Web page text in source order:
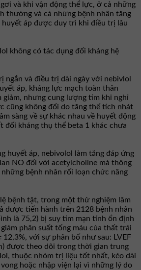
và khi vận động thể lực, ở cả những
thường và cả những bệnh nhân tăng
huyết áp được duy trì khi điều trị lâu
không có tác dụng đối kháng hệ
ngắn và điều trị dài ngày với nebivlol
áp, kháng lực mạch toàn thân
giảm, nhưng cung lượng tim khi nghỉ
cũng không đổi do tăng thể tích nhát
sàng về sự khác nhau về huyết động
đối kháng thụ thể beta 1 khác chưa
huyết áp, nebivolol làm tăng đáp ứng
NO đối với acetylcholine mà thông
bệnh nhân rối loạn chức năng
bệnh tật, trong một thử nghiệm lâm
dược tiến hành trên 2128 bệnh nhân
là 75,2) bị suy tim mạn tính ổn định
phân suất tống máu của thất trái
12,3%, với sự phân bố như sau: LVEF
được theo dõi trong thời gian trung
thuộc nhóm trị liệu tốt nhất, kéo dài
hoặc nhập viện lại vì những lý do